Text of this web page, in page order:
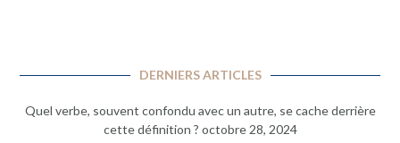
DERNIERS ARTICLES
Quel verbe, souvent confondu avec un autre, se cache derrière
cette définition ? octobre 28, 2024